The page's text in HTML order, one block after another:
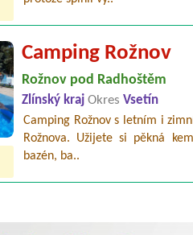
Camping Rožnov
Rožnov pod Radhoštěm
Zlínský krajOkres Vsetín
Camping Rožnov s letním i
Rožnova. Užijete si pěkná
bazén, ba..